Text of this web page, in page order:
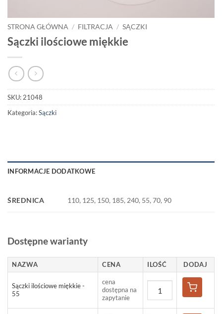
STRONA GŁÓWNA / FILTRACJA / SĄCZKI
Sączki ilościowe miękkie
SKU:21048
Kategoria:Sączki
INFORMACJE DODATKOWE
ŚREDNICA 110, 125, 150, 185, 240, 55, 70, 90
Dostępne warianty
NAZWA CENA ILOŚĆ DODAJ
Sączki ilościowe miękkie -
55
cena
dostępna na
zapytanie